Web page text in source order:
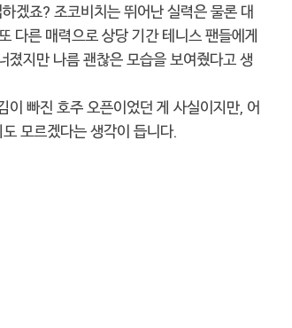
겠죠? 조코비치는 뛰어난 실력은 물론 대
다른 매력으로 상당 기간 테니스 팬들에게
지만 나름 괜찮은 모습을 보여줬다고 생
빠진 호주 오픈이었던 게 사실이지만, 어
모르겠다는 생각이 듭니다.